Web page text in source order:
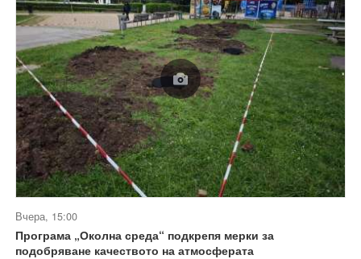
Вчера, 15:00
Програма „Околна среда“ подкрепя мерки за
подобряване качеството на атмосферата